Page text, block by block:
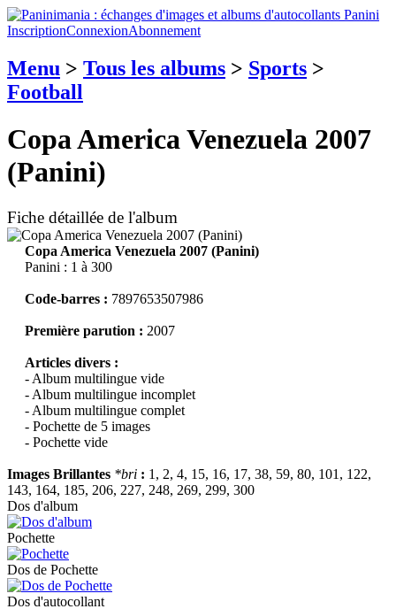
InscriptionConnexionAbonnement
Menu > Tous les albums > Sports >
Football
Copa America Venezuela 2007
(Panini)
Fiche détaillée de l'album
Copa America Venezuela 2007 (Panini)
Panini : 1 à 300
Code-barres : 7897653507986
Première parution : 2007
Articles divers :
- Album multilingue vide
- Album multilingue incomplet
- Album multilingue complet
- Pochette de 5 images
- Pochette vide
Images Brillantes *bri : 1, 2, 4, 15, 16, 17, 38, 59, 80, 101, 122,
143, 164, 185, 206, 227, 248, 269, 299, 300
Dos d'album
Pochette
Dos de Pochette
Dos d'autocollant